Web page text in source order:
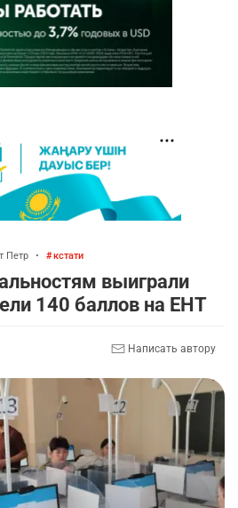
Петр • кстати
выиграли
140 баллов на ЕНТ
Написать автору